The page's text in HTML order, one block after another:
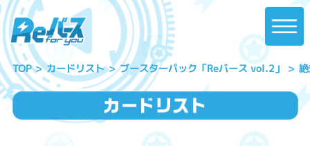
TOP カードリスト ブースターパック「Reバース vol.2」